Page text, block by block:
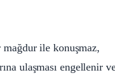
ile konuşmaz,
ulaşması engellenir